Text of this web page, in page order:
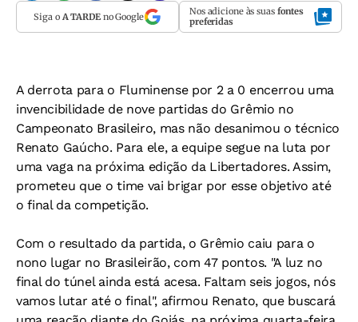
Siga o A TARDEno Google Nos adicione às suas fontes
preferidas
A derrota para o Fluminense por 2 a 0 encerrou uma
invencibilidade de nove partidas do Grêmio no
Campeonato Brasileiro, mas não desanimou o técnico
Renato Gaúcho. Para ele, a equipe segue na luta por
uma vaga na próxima edição da Libertadores. Assim,
prometeu que o time vai brigar por esse objetivo até
o final da competição.
Com o resultado da partida, o Grêmio caiu para o
nono lugar no Brasileirão, com 47 pontos. "A luz no
final do túnel ainda está acesa. Faltam seis jogos, nós
vamos lutar até o final", afirmou Renato, que buscará